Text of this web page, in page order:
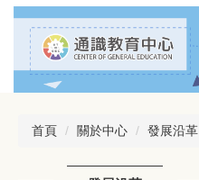
要
首頁 關於中心 發展沿革